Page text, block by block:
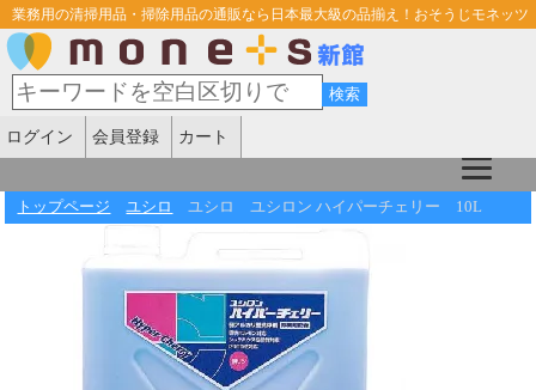
業務用の清掃用品・掃除用品の通販なら日本最大級の品揃え！おそうじモネッツ
ログイン 会員登録 カート
トップページ ユシロ ユシロ ユシロン ハイパーチェリー 10L